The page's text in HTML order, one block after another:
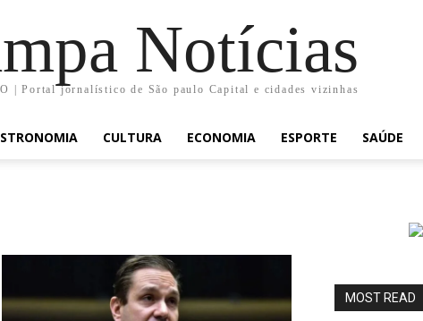
Notícias
| Portal jornalístico de São paulo Capital e cidades vizinhas
CULTURA ECONOMIA ESPORTE SAÚDE
MOST READ